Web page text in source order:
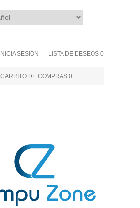
INICIA SESIÓN LISTA DE DESEOS 0
CARRITO DE COMPRAS 0